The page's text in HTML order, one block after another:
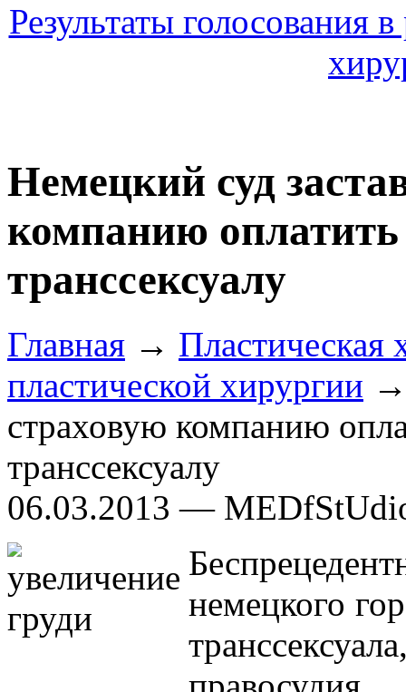
Результаты голосования
Немецкий суд
компанию оплатить
транссексуалу
Главная → Пластическая
пластической хирургии →
страховую компанию
транссексуалу
06.03.2013 —
немецкого